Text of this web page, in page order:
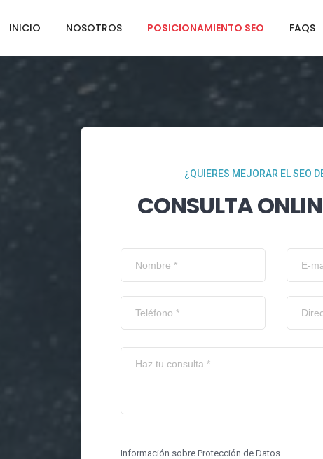
INICIO NOSOTROS POSICIONAMIENTO SEO FAQS
¿QUIERES MEJORAR EL SEO
CONSULTA
Información sobre Protección de Datos